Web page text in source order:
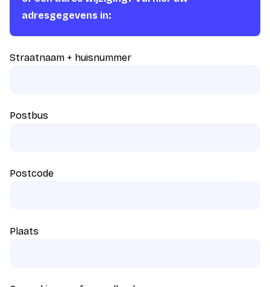
adresgegevens in:
Straatnaam + huisnummer
Postbus
Postcode
Plaats